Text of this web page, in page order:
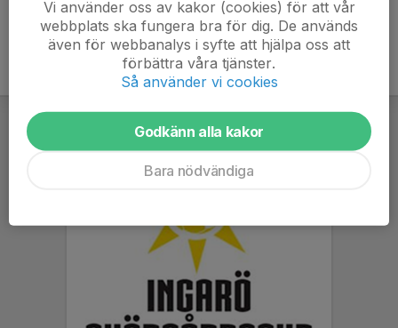
Vi använder oss av kakor (cookies) för att vår
webbplats ska fungera bra för dig. De används
även för webbanalys i syfte att hjälpa oss att
förbättra våra tjänster.
Så använder vi cookies
Godkänn alla kakor
Bara nödvändiga